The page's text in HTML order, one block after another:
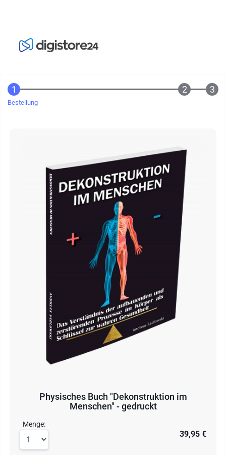
Bestellung
Physisches Buch "Dekonstruktion im
Menschen" - gedruckt
Menge:
39,95 €